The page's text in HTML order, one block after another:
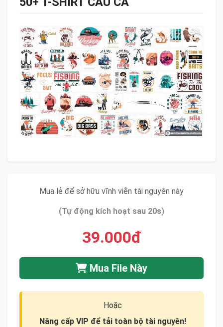
Mua lẻ để sở hữu vĩnh viễn tài nguyên này
(Tự động kích hoạt sau 20s)
39.000đ
Mua File Này
Hoặc
Nâng cấp VIP để tải toàn bộ tài nguyên!